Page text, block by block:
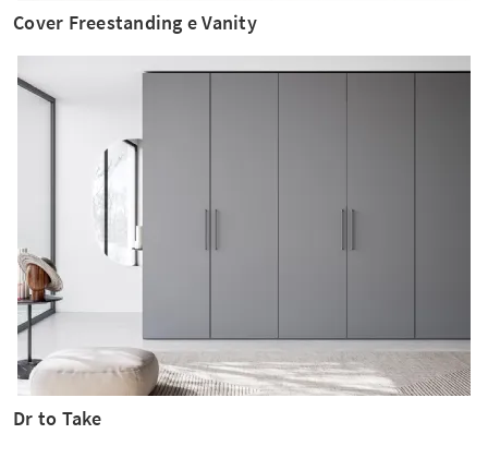
Cover Freestanding e Vanity
Dr to Take